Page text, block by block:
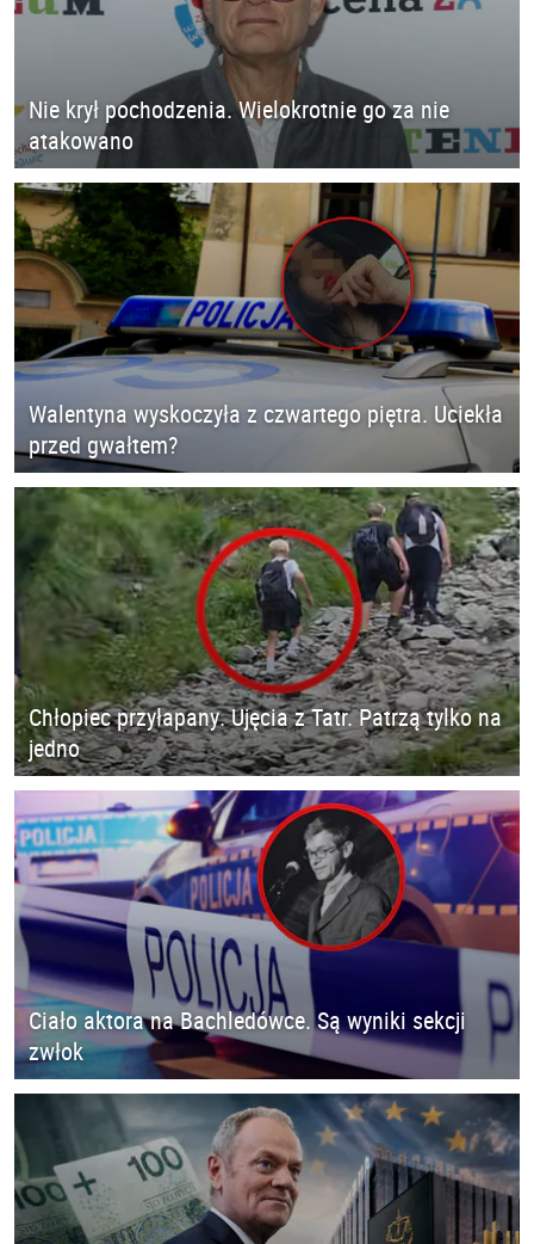
Nie krył pochodzenia. Wielokrotnie go za nie
atakowano
Walentyna wyskoczyła z czwartego piętra. Uciekła
przed gwałtem?
Chłopiec przyłapany. Ujęcia z Tatr. Patrzą tylko na
jedno
Ciało aktora na Bachledówce. Są wyniki sekcji
zwłok